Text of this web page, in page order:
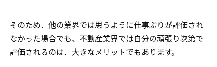
そのため、他の業界では思うように仕事ぶりが評価され
なかった場合でも、不動産業界では自分の頑張り次第で
評価されるのは、大きなメリットでもあります。